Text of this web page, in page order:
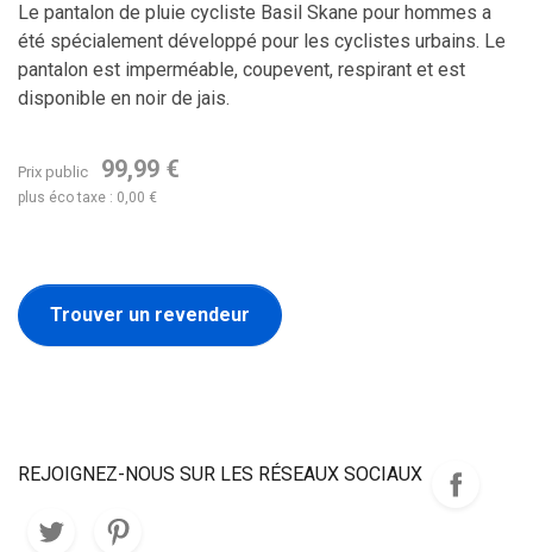
Le pantalon de pluie cycliste Basil Skane pour hommes a
été spécialement développé pour les cyclistes urbains. Le
pantalon est imperméable, coupevent, respirant et est
disponible en noir de jais.
Prix public 99,99 €
plus éco taxe : 0,00 €
Trouver un revendeur
REJOIGNEZ-NOUS SUR LES RÉSEAUX SOCIAUX